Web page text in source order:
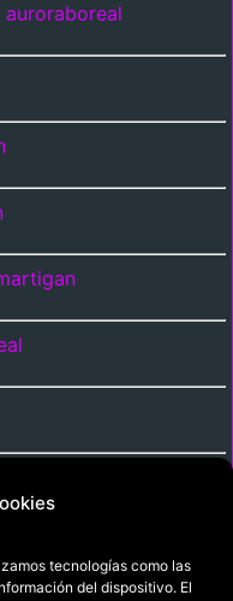
tecnologías como las
del dispositivo. El
auroraboreal